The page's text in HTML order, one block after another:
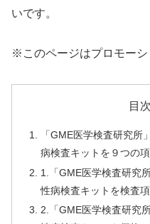
いです。
※このページはプロモーシ
目次
「GME医学検査研究所
病検査キットを９つの
1.「GME医学検査研究
性病検査キットを検査
2.「GME医学検査研究